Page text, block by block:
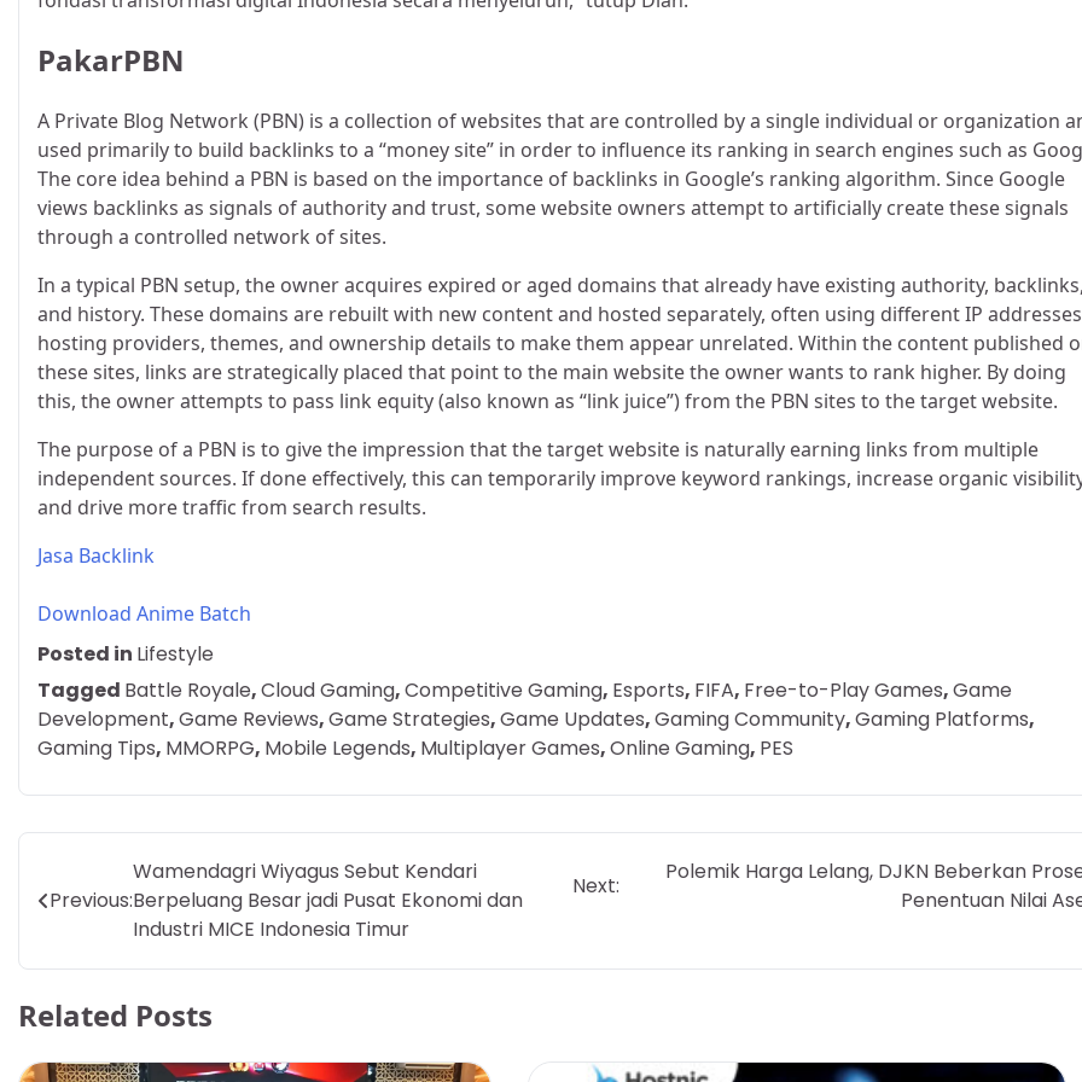
PakarPBN
A Private Blog Network (PBN) is a collection of websites that are controlled by a single individual or organization
used primarily to build backlinks to a “money site” in order to influence its ranking in search engines such as
The core idea behind a PBN is based on the importance of backlinks in Google’s ranking algorithm. Since Google
views backlinks as signals of authority and trust, some website owners attempt to artificially create these signals
through a controlled network of sites.
In a typical PBN setup, the owner acquires expired or aged domains that already have existing authority, backlinks,
and history. These domains are rebuilt with new content and hosted separately, often using different IP
hosting providers, themes, and ownership details to make them appear unrelated. Within the content published
these sites, links are strategically placed that point to the main website the owner wants to rank higher. By doing
this, the owner attempts to pass link equity (also known as “link juice”) from the PBN sites to the target website.
The purpose of a PBN is to give the impression that the target website is naturally earning links from multiple
independent sources. If done effectively, this can temporarily improve keyword rankings, increase organic
and drive more traffic from search results.
Jasa Backlink
Download Anime Batch
Posted in Lifestyle
Tagged Battle Royale,Cloud Gaming,Competitive Gaming, Esports, FIFA, Free-to-Play Games,Game
Development,Game Reviews,Game Strategies,Game Updates,Gaming Community,Gaming Platforms,
Gaming Tips, MMORPG, Mobile Legends, Multiplayer Games,Online Gaming, PES
navigation
Previous:
Wamendagri Wiyagus Sebut Kendari
Berpeluang Besar jadi Pusat Ekonomi dan
Industri MICE Indonesia Timur
Next:
Polemik Harga Lelang, DJKN Beberkan
Penentuan Nilai
Related Posts